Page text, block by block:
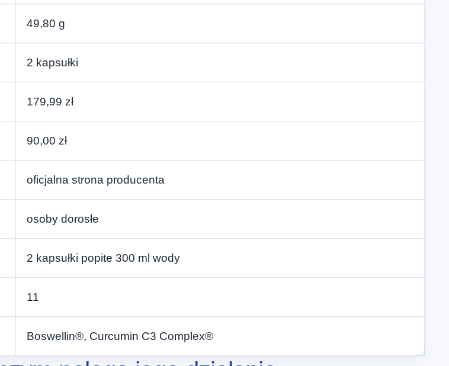
49,80 g
2 kapsułki
179,99 zł
90,00 zł
oficjalna strona producenta
osoby dorosłe
2 kapsułki popite 300 ml wody
11
Boswellin®, Curcumin C3 Complex®